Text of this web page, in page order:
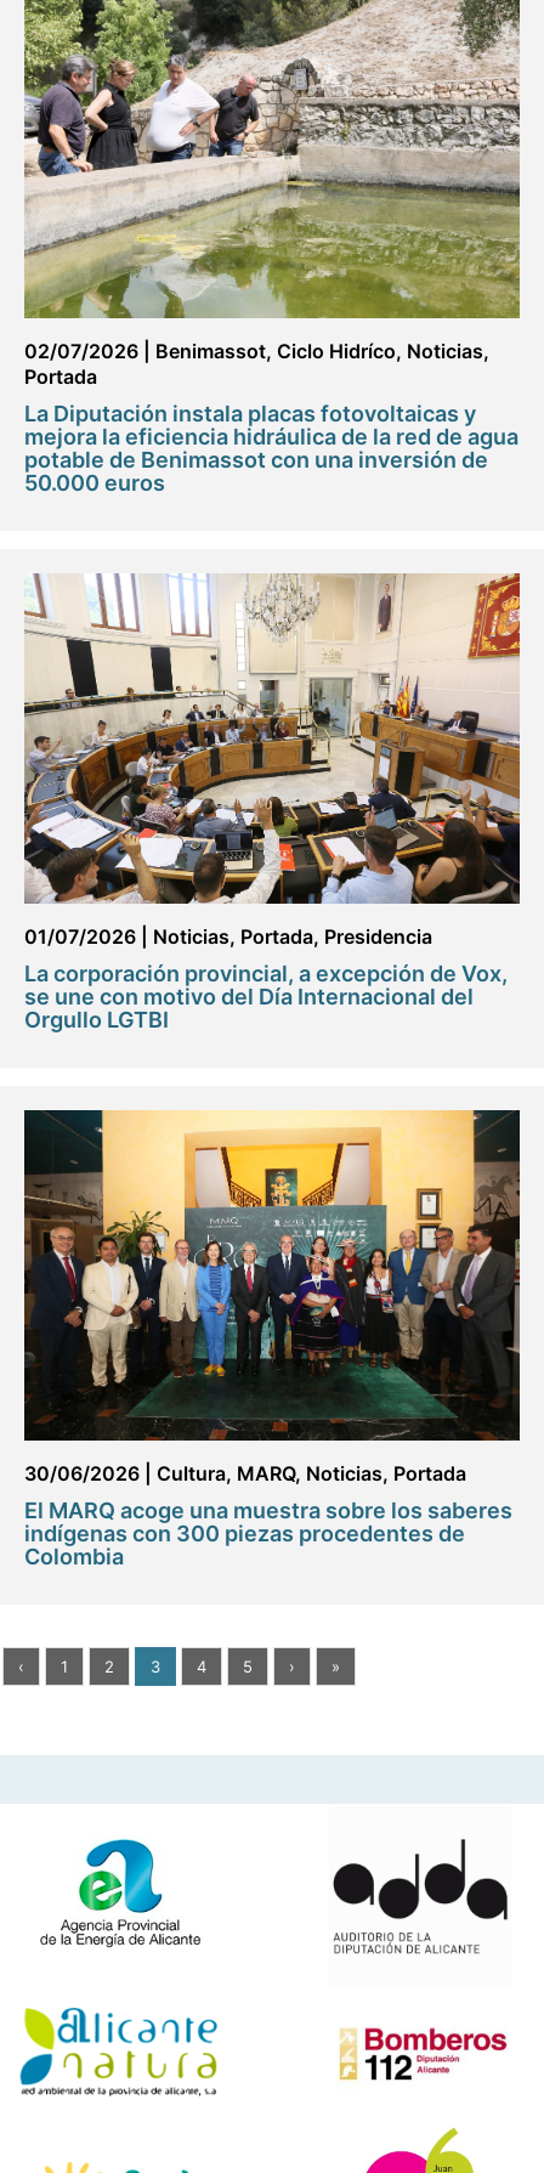
02/07/2026 Benimassot, Ciclo Hidríco, Noticias,
Portada
La Diputación instala placas fotovoltaicas y
mejora la eficiencia hidráulica de la red de agua
potable de Benimassot con una inversión de
50.000 euros
01/07/2026 Noticias, Portada, Presidencia
La corporación provincial, a excepción de Vox,
se une con motivo del Día Internacional del
Orgullo LGTBI
30/06/2026 Cultura, MARQ, Noticias, Portada
El MARQ acoge una muestra sobre los saberes
indígenas con 300 piezas procedentes de
Colombia
‹ 1 2 3 4 5 › »